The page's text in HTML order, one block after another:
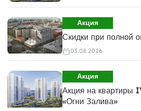
Акция
Скидки при полной
03.08.2026
Акция
Акция на квартиры
«Огни Залива»